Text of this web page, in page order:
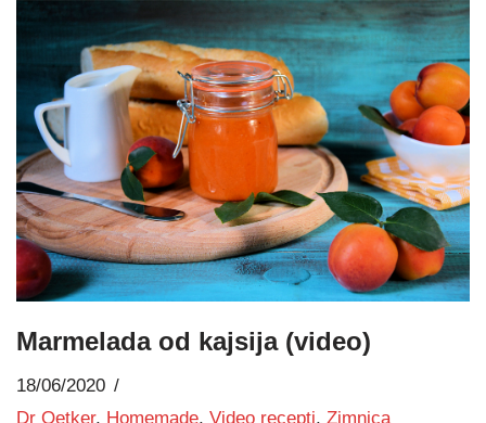
Marmelada od kajsija (video)
18/06/2020
Dr Oetker, Homemade, Video recepti, Zimnica